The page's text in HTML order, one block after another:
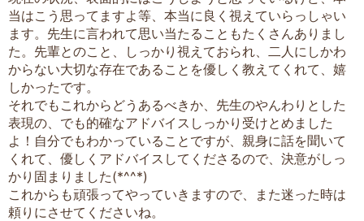
当はこう思ってますよ等、本当に良く視えていらっしゃい
ます。先生に言われて思い当たることもたくさんありまし
た。先輩とのこと、しっかり視えておられ、二人にしかわ
からない大切な存在であることを優しく教えてくれて、嬉
しかったです。
それでもこれからどうあるべきか、先生のやんわりとした
表現の、でも的確なアドバイスしっかり受けとめました
よ！自分でもわかっていることですが、親身に話を聞いて
くれて、優しくアドバイスしてくださるので、決意がしっ
かり固まりました(*^^*)
これからも頑張ってやっていきますので、また迷った時は
頼りにさせてくださいね。